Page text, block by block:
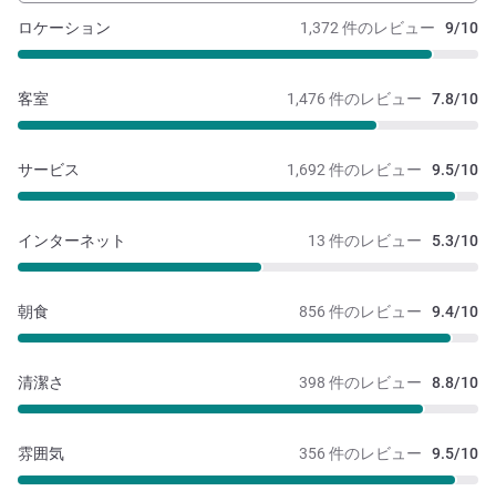
1,372 件のレビュー 9/10
ロケーション
1,476 件のレビュー 7.8/10
客室
1,692 件のレビュー 9.5/10
サービス
13 件のレビュー 5.3/10
インターネット
856 件のレビュー 9.4/10
朝食
398 件のレビュー 8.8/10
清潔さ
356 件のレビュー 9.5/10
雰囲気